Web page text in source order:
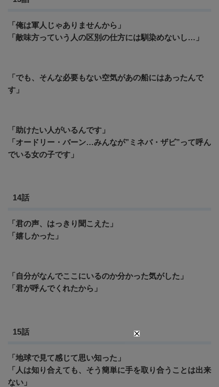
「俺は軍人じゃありませんから」
「敵味方っていう人の区別の仕方には馴染めないし…」
「でも、そんな必要もない空気があの船にはあったんで
す」
「助けたい人がいるんです」
「オードリー・バーン…みんなが”ミネバ・ザビ”って呼ん
でいる女の子です」
14話
「君の声、はっきり聞こえた」
「嬉しかった」
「自分がなんでここにいるのか分かった気がした」
「君が呼んでくれたから」
15話
「地球で見て感じて思い知った」
「人は知り合えても、そう簡単に手を取り合うことは出来
ない」